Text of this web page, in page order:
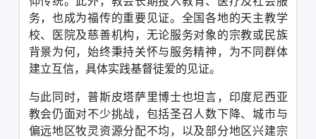
务，也成为福传的重要见证。全国各地的天主教学
校、医院及慈善机构，无论服务对象的宗教或民族
背景为何，始终秉持关怀与服务精神，为不同群体
建立互信，具体实践基督徒爱的见证。
与此同时，普斯皮塔萨里博士也坦言，印度尼西亚
教会仍面对不少挑战，包括圣召人数下降、城市与
偏远地区牧灵资源分配不均，以及部分地区兴建宗